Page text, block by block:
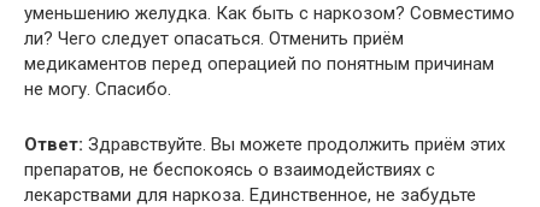
уменьшению желудка. Как быть с наркозом? Совместимо
ли? Чего следует опасаться. Отменить приём
медикаментов перед операцией по понятным причинам
не могу. Спасибо.
Ответ: Здравствуйте. Вы можете продолжить приём этих
препаратов, не беспокоясь о взаимодействиях с
лекарствами для наркоза. Единственное, не забудьте